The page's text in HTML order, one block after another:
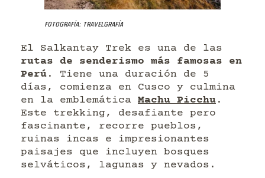
Fotografía: Travelgrafía
El Salkantay Trek es una de las
rutas de senderismo más famosas en
Perú . Tiene una duración de 5
días, comienza en Cusco y culmina
en la emblemática Machu Picchu .
Este trekking, desafiante pero
fascinante, recorre pueblos,
ruinas incas e impresionantes
paisajes que incluyen bosques
selváticos, lagunas y nevados.